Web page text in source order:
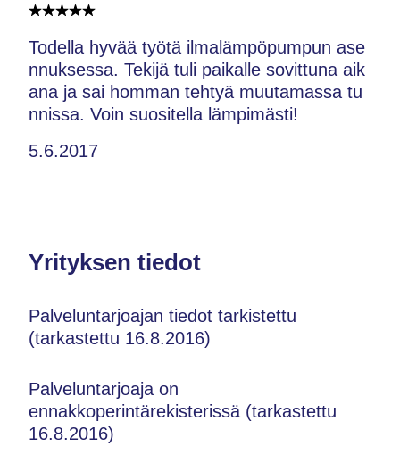
Todella hyvää työtä ilmalämpöpumpun ase
nnuksessa. Tekijä tuli paikalle sovittuna aik
ana ja sai homman tehtyä muutamassa tu
nnissa. Voin suositella lämpimästi!
5.6.2017
Yrityksen tiedot
Palveluntarjoajan tiedot tarkistettu
(tarkastettu 16.8.2016)
Palveluntarjoaja on
ennakkoperintärekisterissä (tarkastettu
16.8.2016)